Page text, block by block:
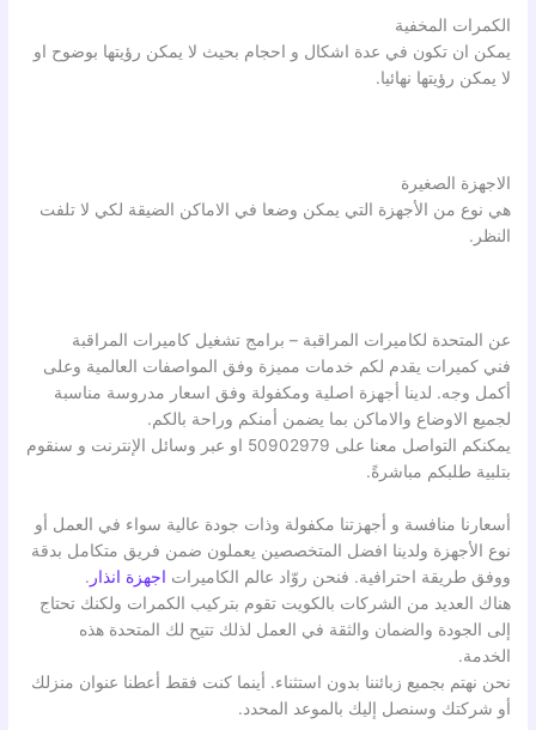
الكمرات المخفية
يمكن ان تكون في عدة اشكال و احجام بحيث لا يمكن رؤيتها بوضوح او
لا يمكن رؤيتها نهائيا.
الاجهزة الصغيرة
هي نوع من الأجهزة التي يمكن وضعا في الاماكن الضيقة لكي لا تلفت
النظر.
عن المتحدة لكاميرات المراقبة – برامج تشغيل كاميرات المراقبة
فني كميرات يقدم لكم خدمات مميزة وفق المواصفات العالمية وعلى
أكمل وجه. لدينا أجهزة اصلية ومكفولة وفق اسعار مدروسة مناسبة
لجميع الاوضاع والاماكن بما يضمن أمنكم وراحة بالكم.
يمكنكم التواصل معنا على 50902979 او عبر وسائل الإنترنت و سنقوم
بتلبية طلبكم مباشرةً.
أسعارنا منافسة و أجهزتنا مكفولة وذات جودة عالية سواء في العمل أو
نوع الأجهزة ولدينا افضل المتخصصين يعملون ضمن فريق متكامل بدقة
ووفق طريقة احترافية. فنحن روّاد عالم الكاميرات اجهزة انذار .
هناك العديد من الشركات بالكويت تقوم بتركيب الكمرات ولكنك تحتاج
إلى الجودة والضمان والثقة في العمل لذلك تتيح لك المتحدة هذه
الخدمة.
نحن نهتم بجميع زبائننا بدون استثناء. أينما كنت فقط أعطنا عنوان منزلك
أو شركتك وسنصل إليك بالموعد المحدد.